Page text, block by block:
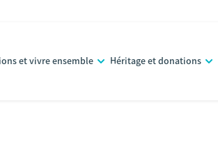
et vivre ensemble Héritage et donations